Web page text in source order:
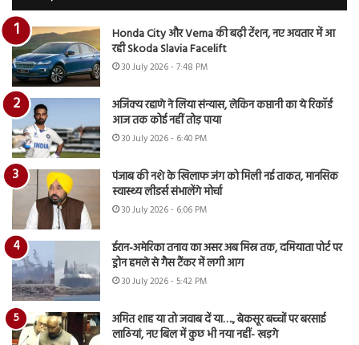
Honda City और Verna की बढ़ी टेंशन, नए अवतार में आ
रही Skoda Slavia Facelift
30 July 2026 - 7:48 PM
अजिंक्य रहाणे ने लिया संन्यास, लेकिन कप्तानी का ये रिकॉर्ड
आज तक कोई नहीं तोड़ पाया
30 July 2026 - 6:40 PM
पंजाब की नशे के खिलाफ जंग को मिली नई ताकत, मानसिक
स्वास्थ्य लीडर्स संभालेंगे मोर्चा
30 July 2026 - 6:06 PM
ईरान-अमेरिका तनाव का असर अब मिस्र तक, दमियाता पोर्ट पर
ड्रोन हमले से गैस टैंकर में लगी आग
30 July 2026 - 5:42 PM
अमित शाह या तो जवाब दें या…., बेकसूर बच्चों पर बरसाई
लाठियां, नए बिल में कुछ भी नया नहीं- खड़गे